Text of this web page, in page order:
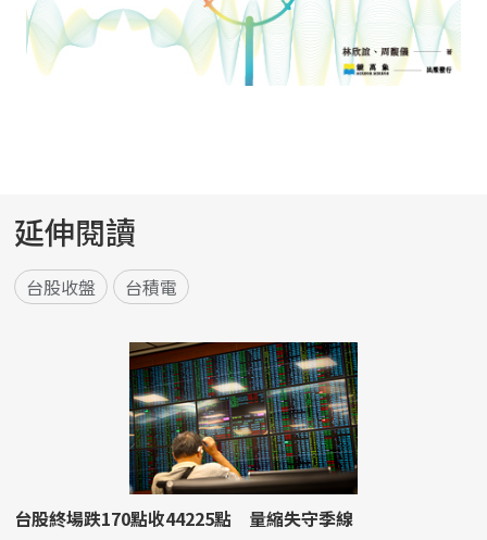
延伸閱讀
台股收盤 台積電
台股終場跌170點收44225點 量縮失守季線